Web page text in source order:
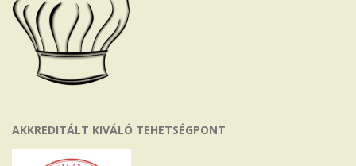
AKKREDITÁLT KIVÁLÓ TEHETSÉGPONT